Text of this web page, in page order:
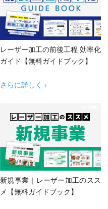
レーザー加工の前後工程 効率化
ガイド【無料ガイドブック】
さらに詳しく ›
新規事業｜レーザー加工のスス
メ【無料ガイドブック】